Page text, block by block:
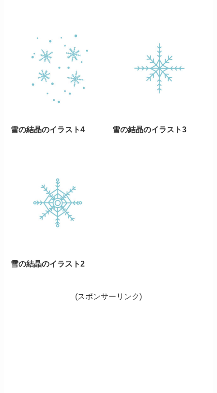
雪の結晶のイラスト4 雪の結晶のイラスト3
雪の結晶のイラスト2
(スポンサーリンク)